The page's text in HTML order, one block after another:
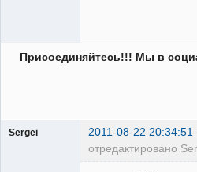
Присоединяйтесь!!! Мы в
Sergei 2011-08-22 20:34:51
отредактировано